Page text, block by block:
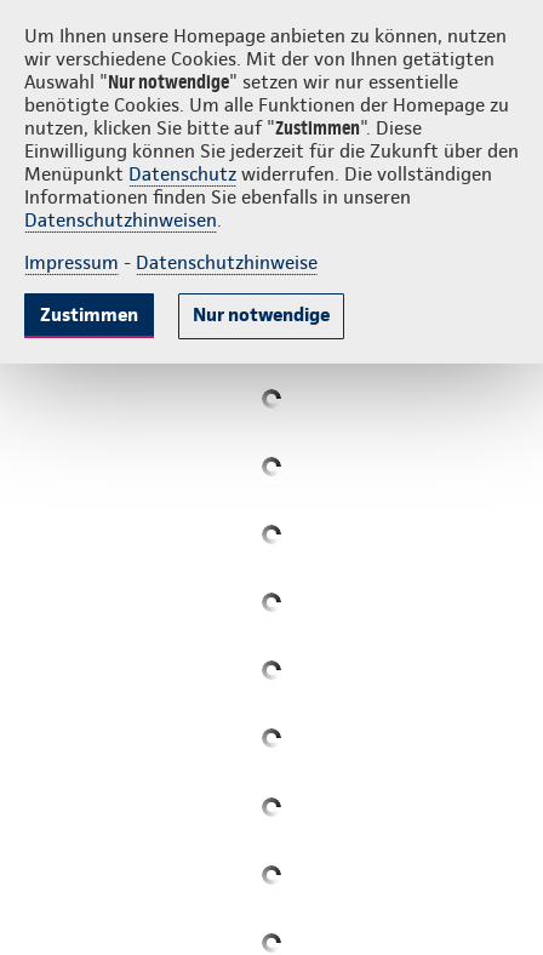
Um Ihnen unsere Homepage anbieten zu können, nutzen
wir verschiedene Cookies. Mit der von Ihnen getätigten
Auswahl "Nur notwendige" setzen wir nur essentielle
benötigte Cookies. Um alle Funktionen der Homepage zu
nutzen, klicken Sie bitte auf "Zustimmen". Diese
Einwilligung können Sie jederzeit für die Zukunft über den
Menüpunkt Datenschutz widerrufen. Die vollständigen
Informationen finden Sie ebenfalls in unseren
Datenschutzhinweisen.
Impressum - Datenschutzhinweise
Zustimmen Nur notwendige
Continentale vor Ort
Zahnschutz nach Maß –
jetzt Beratung starten!